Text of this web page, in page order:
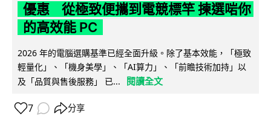
優惠 從極致便攜到電競標竿 揀選啱你
的高效能 PC
2026 年的電腦選購基準已經全面升級。除了基本效能，「極致
輕量化」、「機身美學」、「AI算力」、「前瞻技術加持」以
及「品質與售後服務」 已...
閱讀全文
7 分享